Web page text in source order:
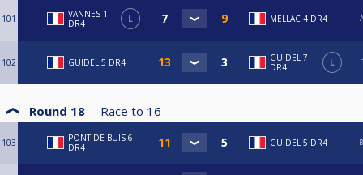
101
VANNES 1
DR4
L MELLAC 4 DR4
102 GUIDEL 5 DR4
GUIDEL 7
DR4
L
Round 18 Race to 16
103
PONT DE BUIS 6
DR4
GUIDEL 5 DR4